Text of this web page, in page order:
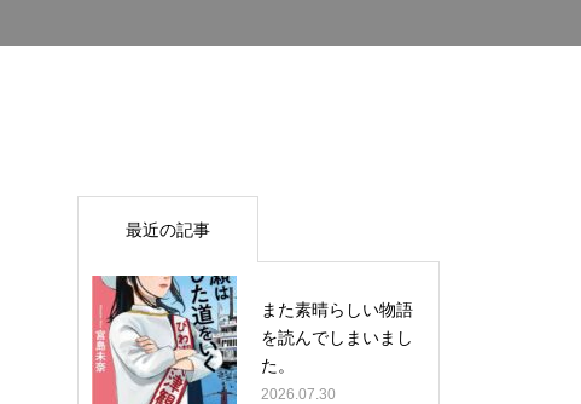
最近の記事
また素晴らしい物語
を読んでしまいまし
た。
2026.07.30